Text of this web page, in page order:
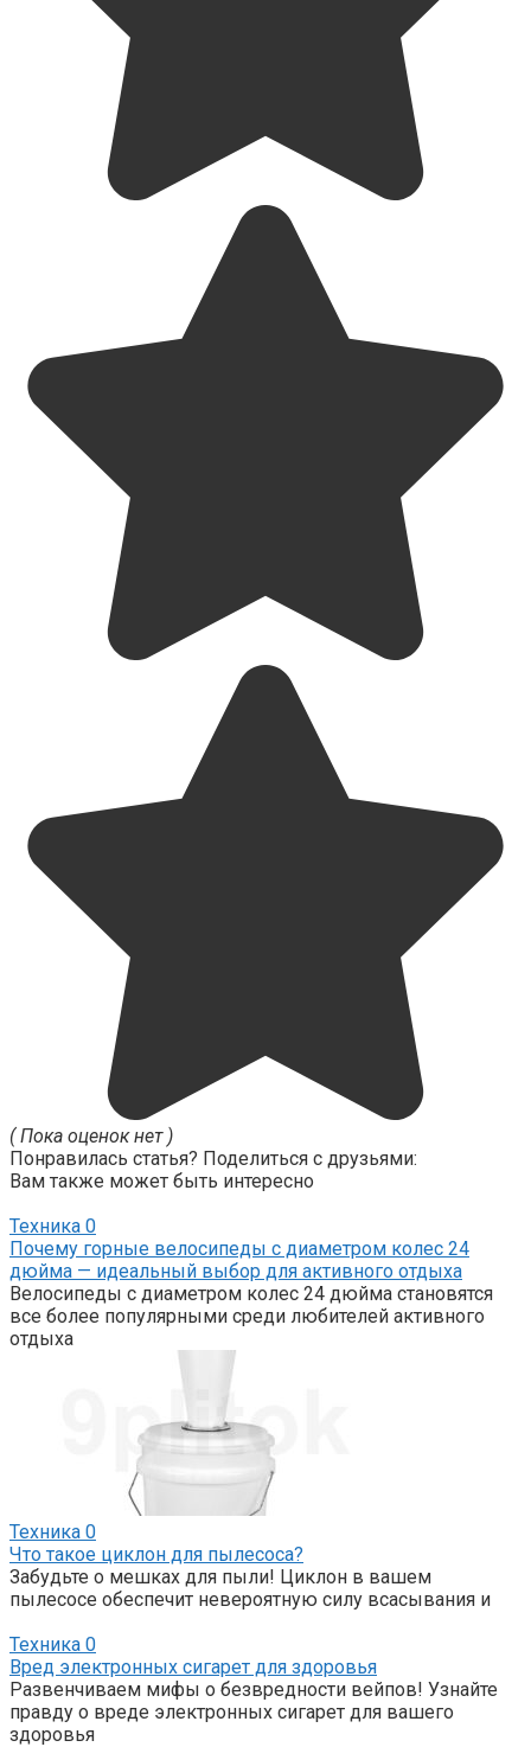
( Пока оценок нет )
Понравилась статья? Поделиться с друзьями:
Вам также может быть интересно
Техника 0
Почему горные велосипеды с диаметром колес 24
дюйма — идеальный выбор для активного отдыха
Велосипеды с диаметром колес 24 дюйма становятся
все более популярными среди любителей активного
отдыха
Техника 0
Что такое циклон для пылесоса?
Забудьте о мешках для пыли! Циклон в вашем
пылесосе обеспечит невероятную силу всасывания и
Техника 0
Вред электронных сигарет для здоровья
Развенчиваем мифы о безвредности вейпов! Узнайте
правду о вреде электронных сигарет для вашего
здоровья